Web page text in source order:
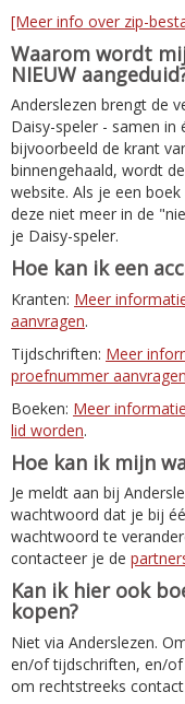
[Meer info over zip-
Waarom wordt
NIEUW
Anderslezen brengt de
Daisy-speler - samen
bijvoorbeeld de krant
binnengehaald, wordt
website. Als je een
deze niet meer in de
je Daisy-speler.
Hoe kan ik een
Kranten: Meer
aanvragen.
Tijdschriften: Meer
proefnummer aanvragen
Boeken: Meer
lid worden.
Hoe kan ik mijn
Je meldt aan bij
wachtwoord dat je bij
wachtwoord te
contacteer je de
Kan ik hier ook
kopen?
Niet via Anderslezen.
en/of tijdschriften, en/
om rechtstreeks